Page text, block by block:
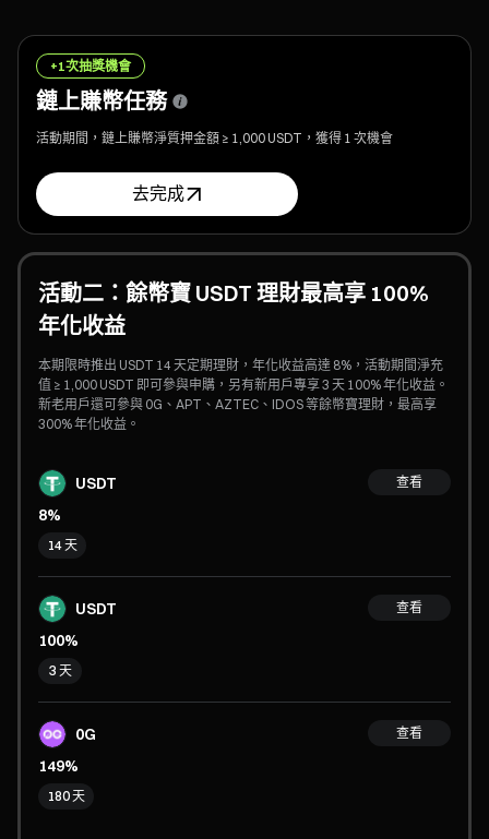
+1次抽獎機會
鏈上賺幣任務
活動期間，鏈上賺幣淨質押金額 ≥ 1,000 USDT，獲得 1 次機會
去完成
活動二：餘幣寶 USDT 理財最高享 100%
年化收益
本期限時推出 USDT 14 天定期理財，年化收益高達 8%，活動期間淨充
值 ≥ 1,000 USDT 即可參與申購，另有新用戶專享 3 天 100% 年化收益。
新老用戶還可參與 0G、APT、AZTEC、IDOS 等餘幣寶理財，最高享
300% 年化收益。
USDT
8%
14 天
查看
USDT
100%
3 天
查看
0G
149%
180 天
查看